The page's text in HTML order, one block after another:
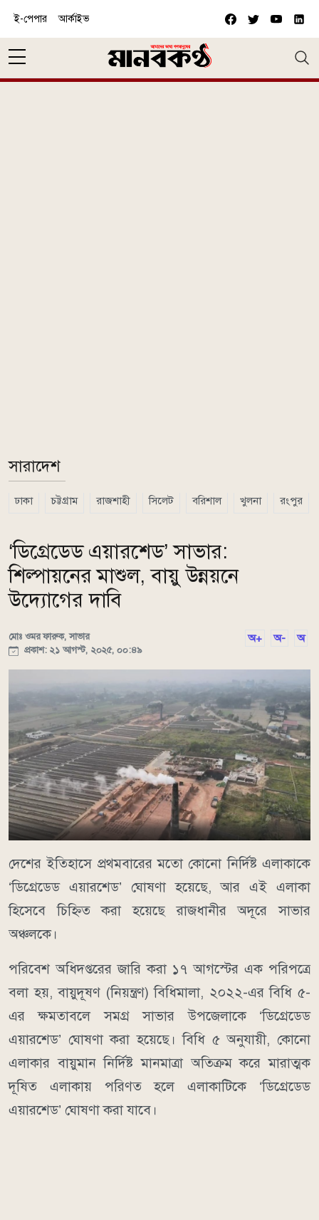
ই-পেপার আর্কাইভ
সারাদেশ
ঢাকা চট্টগ্রাম রাজশাহী সিলেট বরিশাল খুলনা রংপুর
‘ডিগ্রেডেড এয়ারশেড’ সাভার:
শিল্পায়নের মাশুল, বায়ু উন্নয়নে
উদ্যোগের দাবি
মোঃ ওমর ফারুক, সাভার
প্রকাশ: ২১ আগস্ট, ২০২৫, ০০:৪৯
অ+ অ- অ
দেশের ইতিহাসে প্রথমবারের মতো কোনো নির্দিষ্ট এলাকাকে
‘ডিগ্রেডেড এয়ারশেড’ ঘোষণা হয়েছে, আর এই এলাকা
হিসেবে চিহ্নিত করা হয়েছে রাজধানীর অদূরে সাভার
অঞ্চলকে।
পরিবেশ অধিদপ্তরের জারি করা ১৭ আগস্টের এক পরিপত্রে
বলা হয়, বায়ুদূষণ (নিয়ন্ত্রণ) বিধিমালা, ২০২২-এর বিধি ৫-
এর ক্ষমতাবলে সমগ্র সাভার উপজেলাকে ‘ডিগ্রেডেড
এয়ারশেড’ ঘোষণা করা হয়েছে। বিধি ৫ অনুযায়ী, কোনো
এলাকার বায়ুমান নির্দিষ্ট মানমাত্রা অতিক্রম করে মারাত্মক
দূষিত এলাকায় পরিণত হলে এলাকাটিকে ‘ডিগ্রেডেড
এয়ারশেড’ ঘোষণা করা যাবে।